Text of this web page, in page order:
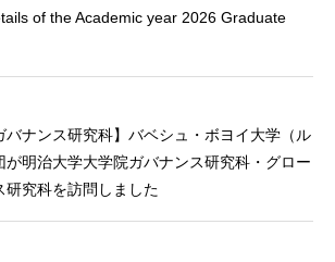
of the Academic year 2026 Graduate
バナンス研究科】バベシュ・ボヨイ大学（ル
が明治大学大学院ガバナンス研究科・グロー
研究科を訪問しました